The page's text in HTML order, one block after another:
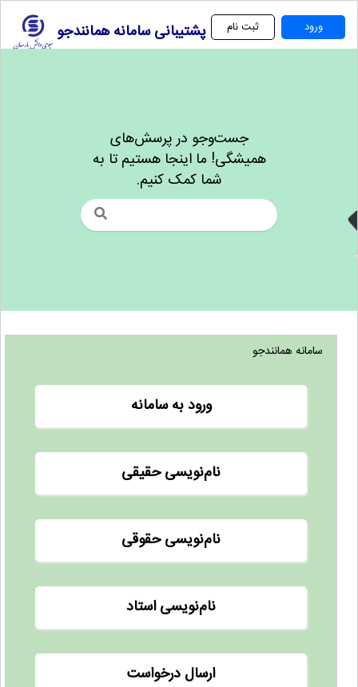
پشتیبانی سامانه همانندجو
جست‌و‌جو در پرسش‌های
همیشگی! ما اینجا هستیم تا به
شما کمک کنیم.
سامانه همانندجو
ورود به سامانه
نام‌نویسی حقیقی
نام‌نویسی حقوقی
نام‌نویسی استاد
ارسال درخواست